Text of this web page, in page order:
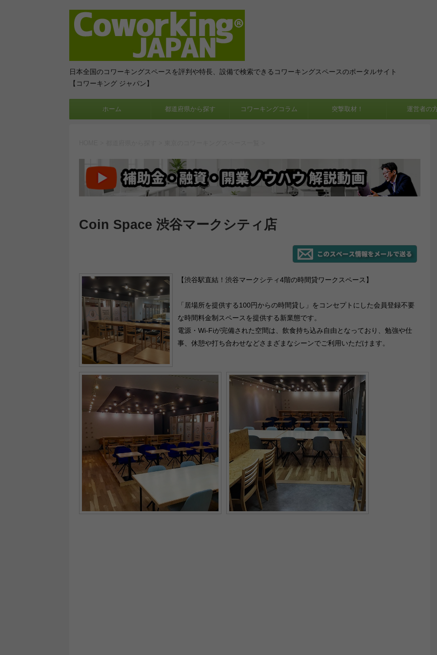
日本全国のコワーキングスペースを評判や特長、設備で検索できるコワーキングスペースのポータルサイト
【コワーキング ジャパン】
ホーム 都道府県から探す コワーキングコラム 突撃取材！ 運営者の
Coin Space 渋谷マークシティ店
【渋谷駅直結！渋谷マークシティ4階の時間貸ワークスペース】
「居場所を提供する100円からの時間貸し」をコンセプトにした会員登録不要
な時間料金制スペースを提供する新業態です。
電源・Wi-Fiが完備された空間は、飲食持ち込み自由となっており、勉強や仕
事、休憩や打ち合わせなどさまざまなシーンでご利用いただけます。